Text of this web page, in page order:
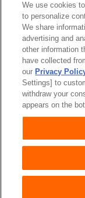
サイトのご利用
プライバシーポ
お問い合わせ
We use cookies
to personalize
We share
advertising and
other information
have collected
our Privacy
Settings] to
withdraw your
appears on the